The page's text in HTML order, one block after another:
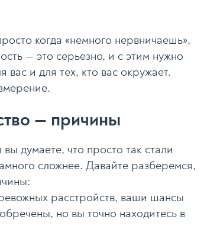
когда «немного нервничаешь»,
— это серьезно, и с этим нужно
и для тех, кто вас окружает.
— причины
думаете, что просто так стали
сложнее. Давайте разберемся,
расстройств, ваши шансы
но вы точно находитесь в